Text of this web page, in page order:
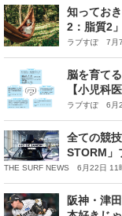
知ってお
2：脂質2
ラブすぽ 7月
脳を育て
【小児科
もの食事】
ラブすぽ 6月
全ての競
STORM」
THE SURF NEWS 6月22日 11
阪神・津